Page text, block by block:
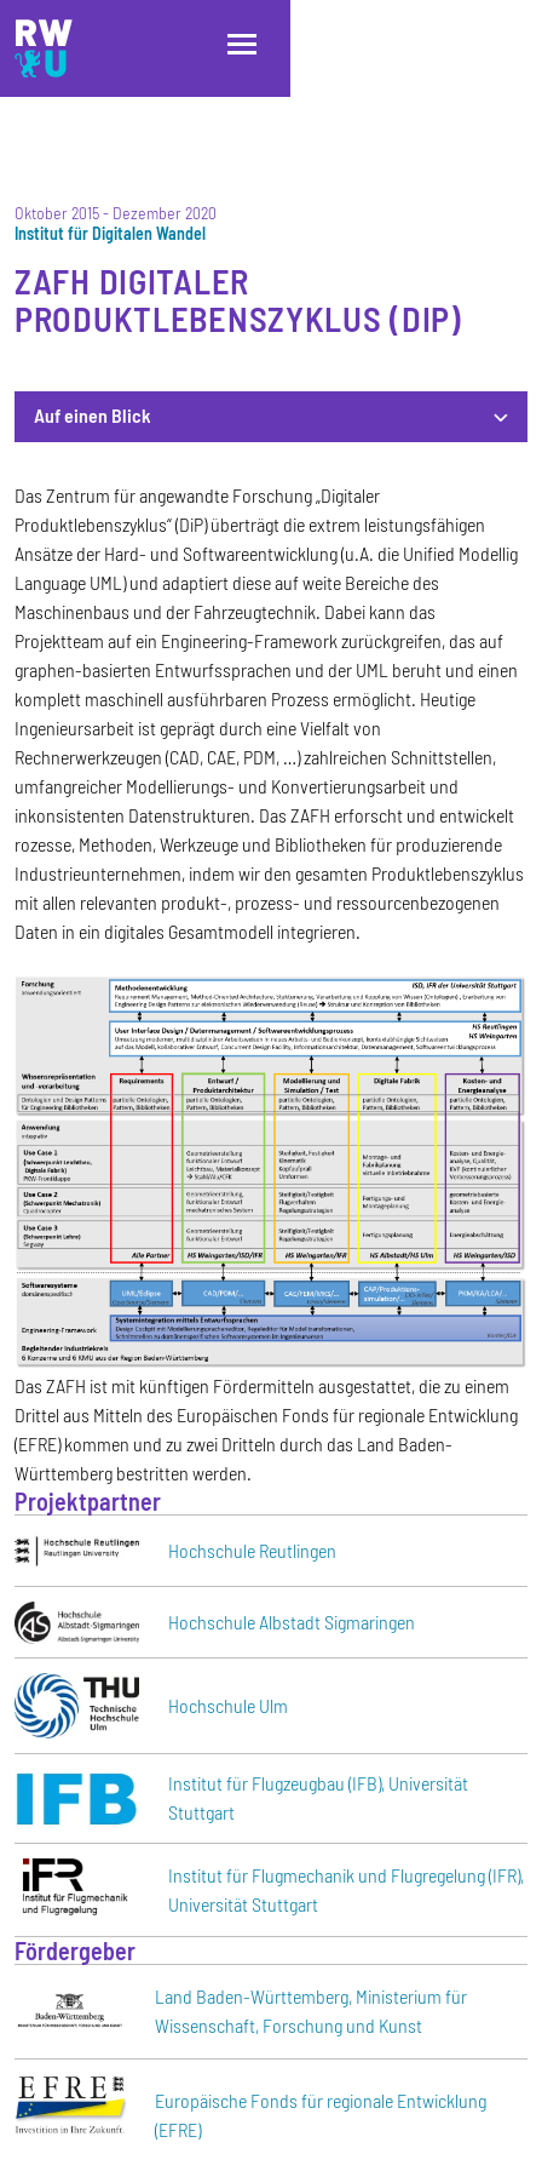
Direkt zum Inhalt
Direkt zur Hauptnavigation
Direkt zum Fußbereich
Oktober 2015- Dezember 2020
Institut für Digitalen Wandel
ZAFH DIGITALER
PRODUKTLEBENSZYKLUS (DIP)
Auf einen Blick
Auf einen Blick
Das Zentrum für angewandte Forschung „Digitaler
Produktlebenszyklus“ (DiP) überträgt die extrem leistungsfähigen
Ansätze der Hard- und Softwareentwicklung (u.A. die Unified Modellig
Language UML) und adaptiert diese auf weite Bereiche des
Maschinenbaus und der Fahrzeugtechnik. Dabei kann das
Projektteam auf ein Engineering-Framework zurückgreifen, das auf
graphen-basierten Entwurfssprachen und der UML beruht und einen
komplett maschinell ausführbaren Prozess ermöglicht. Heutige
Ingenieursarbeit ist geprägt durch eine Vielfalt von
Rechnerwerkzeugen (CAD, CAE, PDM, …) zahlreichen Schnittstellen,
umfangreicher Modellierungs- und Konvertierungsarbeit und
inkonsistenten Datenstrukturen. Das ZAFH erforscht und entwickelt
rozesse, Methoden, Werkzeuge und Bibliotheken für produzierende
Industrieunternehmen, indem wir den gesamten Produktlebenszyklus
mit allen relevanten produkt-, prozess- und ressourcenbezogenen
Daten in ein digitales Gesamtmodell integrieren.
Das ZAFH ist mit künftigen Fördermitteln ausgestattet, die zu einem
Drittel aus Mitteln des Europäischen Fonds für regionale Entwicklung
(EFRE) kommen und zu zwei Dritteln durch das Land Baden-
Württemberg bestritten werden.
Projektpartner
Hochschule Reutlingen
Hochschule Albstadt Sigmaringen
Hochschule Ulm
Institut für Flugzeugbau (IFB), Universität
Stuttgart
Institut für Flugmechanik und Flugregelung (IFR),
Universität Stuttgart
Fördergeber
Land Baden-Württemberg, Ministerium für
Wissenschaft, Forschung und Kunst
Europäische Fonds für regionale Entwicklung
(EFRE)